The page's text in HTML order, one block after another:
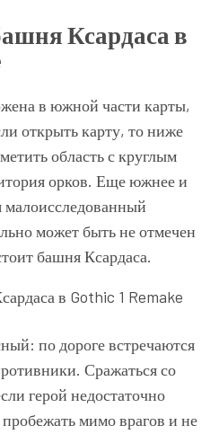
Ксардаса в
в южной части карты,
открыть карту, то ниже
область с круглым
орков. Еще южнее и
малоисследованный
может быть не отмечен
башня Ксардаса.
по дороге встречаются
Сражаться со
герой недостаточно
мимо врагов и не